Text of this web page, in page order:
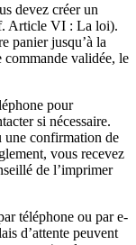
devez créer un
Article VI : La loi).
panier jusqu’à la
validée, le
pour
si nécessaire.
une confirmation de
vous recevez
de l’imprimer
téléphone ou par e-
d’attente peuvent